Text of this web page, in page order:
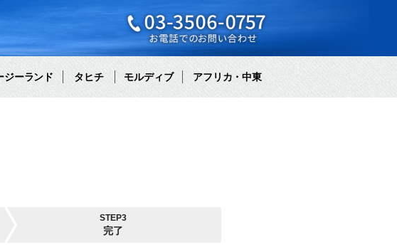
ジーランド タヒチ モルディブ アフリカ・中東
STEP3
完了